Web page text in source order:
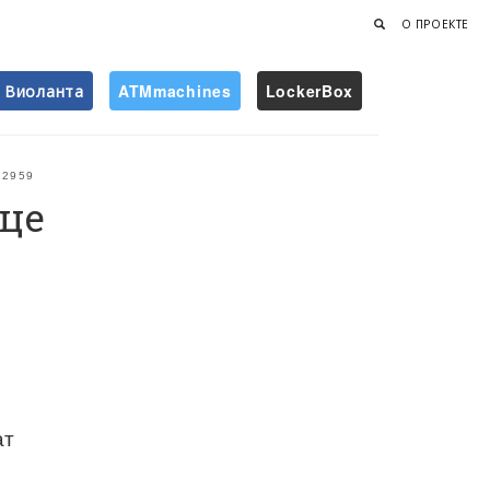
О ПРОЕКТЕ
Виоланта ATMmachines LockerBox
2959